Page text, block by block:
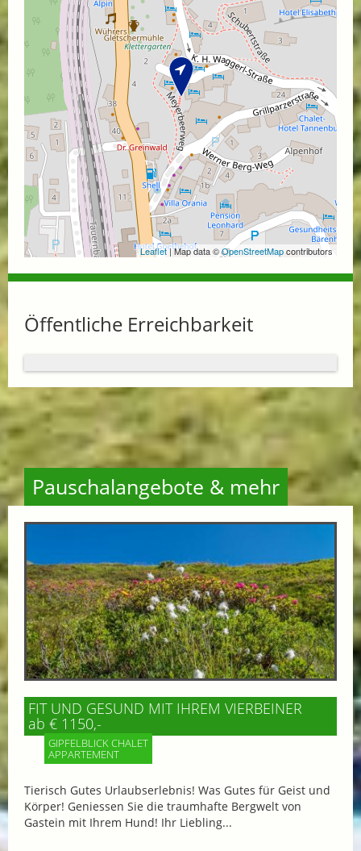
Leaflet| Map data ©OpenStreetMapcontributors
Öffentliche Erreichbarkeit
Pauschalangebote & mehr
FIT UND GESUND MIT IHREM VIERBEINER
ab € 1150,-
GIPFELBLICK CHALET
APPARTEMENT
Tierisch Gutes Urlaubserlebnis! Was Gutes für Geist und
Körper! Geniessen Sie die traumhafte Bergwelt von
Gastein mit Ihrem Hund! Ihr Liebling...